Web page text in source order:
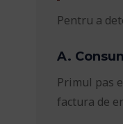
Pentru a
A.
Primul pas
factura de